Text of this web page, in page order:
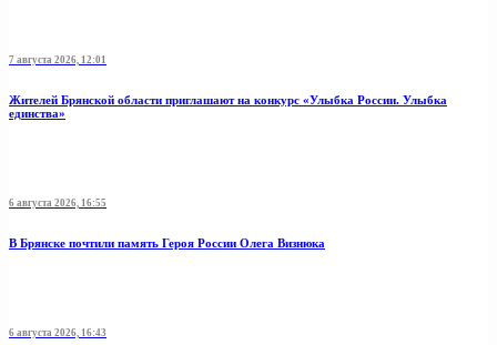
7 августа 2026, 12:01
Жителей Брянской области приглашают на конкурс «Улыбка России. Улыбка
единства»
6 августа 2026, 16:55
В Брянске почтили память Героя России Олега Визнюка
6 августа 2026, 16:43